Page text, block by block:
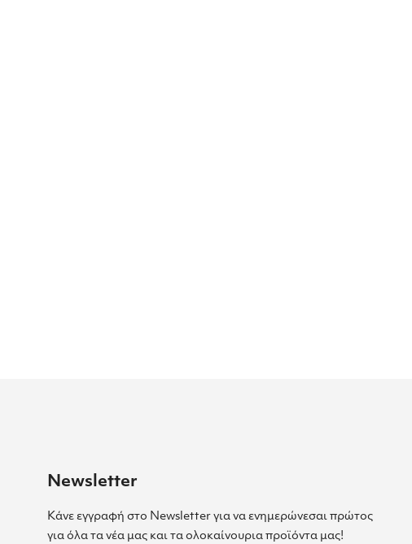
Newsletter
Κάνε εγγραφή στο Newsletter για να ενημερώνεσαι πρώτος
για όλα τα νέα μας και τα ολοκαίνουρια προϊόντα μας!